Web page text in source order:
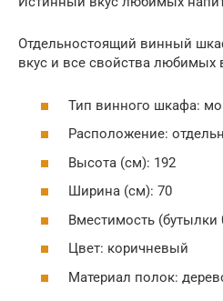
Отдельностоящий винный
вкус и все свойства любимых
Тип винного шкафа:
Расположение:
Высота (см): 192
Ширина (см): 70
Вместимость (бутылки
Цвет: коричневый
Материал полок: